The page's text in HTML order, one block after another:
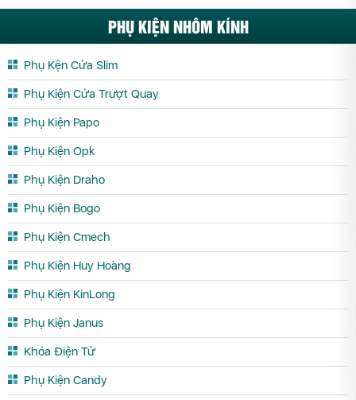
PHỤ KIỆN NHÔM KÍNH
Phụ Kện Cửa Slim
Phụ Kiện Cửa Trượt Quay
Phụ Kiện Papo
Phụ Kiện Opk
Phụ Kiện Draho
Phụ Kiện Bogo
Phụ Kiện Cmech
Phụ Kiện Huy Hoàng
Phụ Kiện KinLong
Phụ Kiện Janus
Khóa Điện Tử
Phụ Kiện Candy